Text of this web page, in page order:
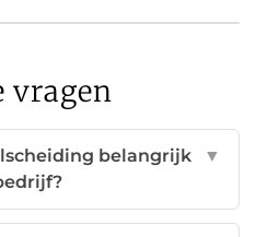
vragen
belangrijk
▼